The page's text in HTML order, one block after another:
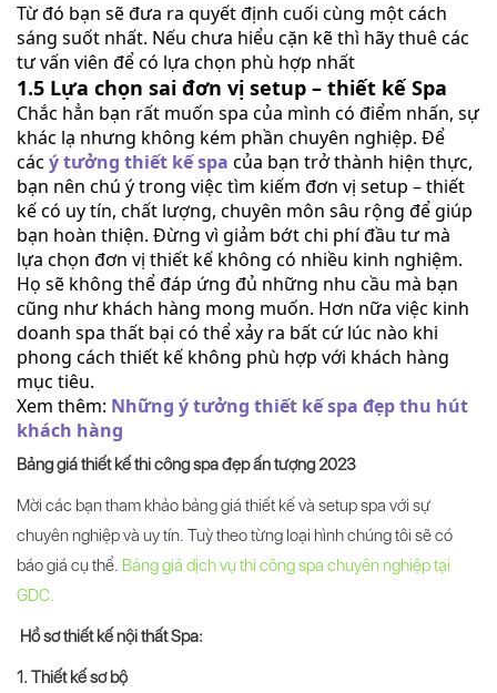
Từ đó bạn sẽ đưa ra quyết định cuối cùng một cách
sáng suốt nhất. Nếu chưa hiểu cặn kẽ thì hãy thuê các
tư vấn viên để có lựa chọn phù hợp nhất
1.5 Lựa chọn sai đơn vị setup – thiết kế Spa
Chắc hẳn bạn rất muốn spa của mình có điểm nhấn, sự
khác lạ nhưng không kém phần chuyên nghiệp. Để
các ý tưởng thiết kế spa của bạn trở thành hiện thực,
bạn nên chú ý trong việc tìm kiếm đơn vị setup – thiết
kế có uy tín, chất lượng, chuyên môn sâu rộng để giúp
bạn hoàn thiện. Đừng vì giảm bớt chi phí đầu tư mà
lựa chọn đơn vị thiết kế không có nhiều kinh nghiệm.
Họ sẽ không thể đáp ứng đủ những nhu cầu mà bạn
cũng như khách hàng mong muốn. Hơn nữa việc kinh
doanh spa thất bại có thể xảy ra bất cứ lúc nào khi
phong cách thiết kế không phù hợp với khách hàng
mục tiêu.
Xem thêm: Những ý tưởng thiết kế spa đẹp thu hút
khách hàng
Bảng giá thiết kế thi công spa đẹp ấn tượng 2023
Mời các bạn tham khảo bảng giá thiết kế và setup spa với sự
chuyên nghiệp và uy tín. Tuỳ theo từng loại hình chúng tôi sẽ có
báo giá cụ thể. Bảng giá dịch vụ thi công spa chuyên nghiệp tại
GDC.
Hồ sơ thiết kế nội thấtSpa:
1. Thiết kế sơ bộ